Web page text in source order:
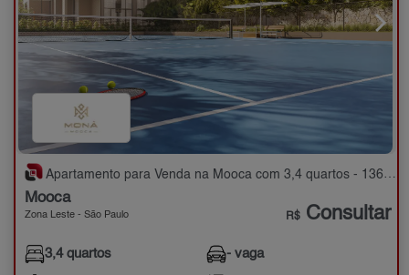
Apartamento para Venda na Mooca com 3,4 quartos - 136 a 269 m²
Mooca
Zona Leste - São Paulo R$ Consultar
3,4 quartos - vaga